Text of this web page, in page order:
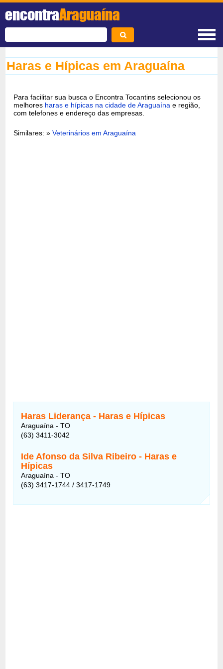
encontraAraguaína
Haras e Hípicas em Araguaína
Para facilitar sua busca o Encontra Tocantins selecionou os
melhores haras e hípicas na cidade de Araguaína e região,
com telefones e endereço das empresas.
Similares: »Veterinários em Araguaína
Haras Liderança - Haras e Hípicas
Araguaína - TO
(63) 3411-3042
Ide Afonso da Silva Ribeiro - Haras e
Hípicas
Araguaína - TO
(63) 3417-1744 / 3417-1749